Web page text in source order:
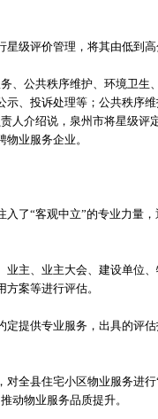
级评价管理，将其由低到高
、公共秩序维护、环境卫
、投诉处理等；公共秩序
人介绍说，泉州市将星级
业服务企业。
了“客观中立”的专业力量
主、业主大会、建设单位
案等进行评估。
提供专业服务，出具的评
对全县住宅小区物业服务进
动物业服务品质提升。